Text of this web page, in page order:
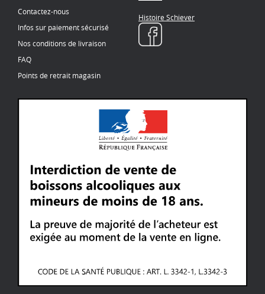
Contactez-nous
Infos sur paiement sécurisé
Nos conditions de livraison
FAQ
Points de retrait magasin
Histoire Schiever